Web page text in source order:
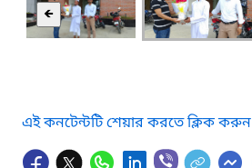
🡸
এই কনটেন্টটি শেয়ার করতে ক্লিক করুন